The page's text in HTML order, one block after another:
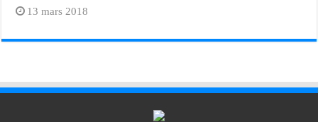
13 mars 2018